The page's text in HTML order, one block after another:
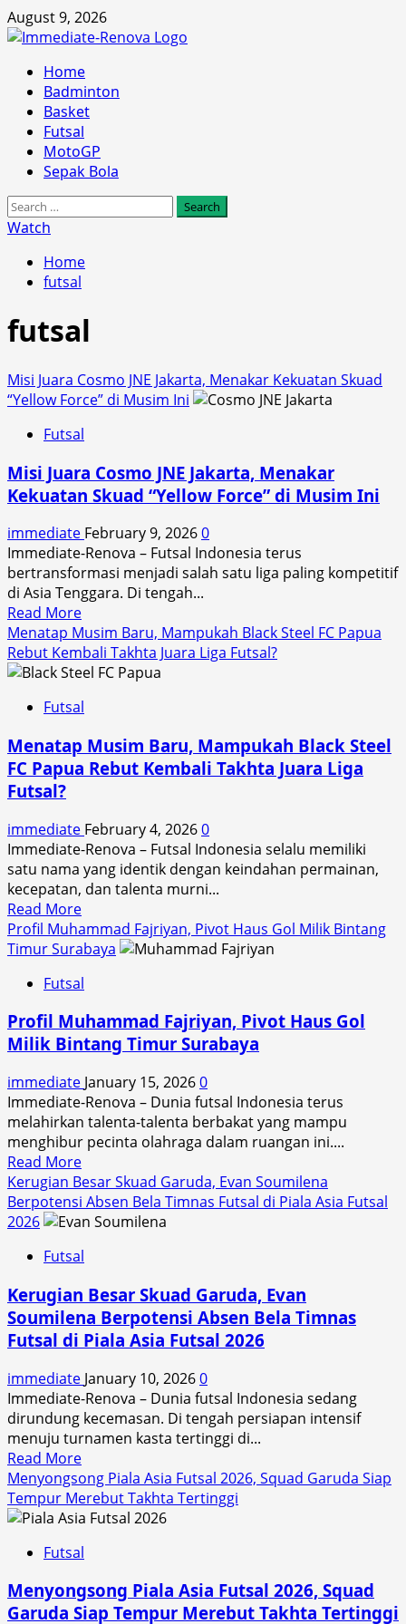
Skip
to
August 9, 2026
Primary
Menu
Home
Badminton
Basket
Futsal
MotoGP
Sepak Bola
Search
for:
Watch
Home
futsal
futsal
Misi Juara Cosmo JNE Jakarta, Menakar Kekuatan Skuad
“Yellow Force” di Musim Ini
Futsal
Misi Juara Cosmo JNE Jakarta, Menakar
Kekuatan Skuad “Yellow Force” di Musim Ini
immediate February 9, 20260
Immediate-Renova – Futsal Indonesia terus
bertransformasi menjadi salah satu liga paling kompetitif
di Asia Tenggara. Di tengah...
Read MoreRead
more
about
Misi
Cosmo
Jakarta,
Menakar
“Yellow
Force”
di
Musim
Ini
Menatap Musim Baru, Mampukah Black Steel FC Papua
Rebut Kembali Takhta Juara Liga Futsal?
Futsal
Menatap Musim Baru, Mampukah Black Steel
FC Papua Rebut Kembali Takhta Juara Liga
Futsal?
immediate February 4, 20260
Immediate-Renova – Futsal Indonesia selalu memiliki
satu nama yang identik dengan keindahan permainan,
kecepatan, dan talenta murni...
Read MoreRead
more
about
Musim
Mampukah
Black
FC
Papua
Rebut
Kembali
Takhta
Juara
Liga
Futsal?
Profil Muhammad Fajriyan, Pivot Haus Gol Milik Bintang
Timur Surabaya
Futsal
Profil Muhammad Fajriyan, Pivot Haus Gol
Milik Bintang Timur Surabaya
immediate January 15, 20260
Immediate-Renova – Dunia futsal Indonesia terus
melahirkan talenta-talenta berbakat yang mampu
menghibur pecinta olahraga dalam ruangan ini....
Read MoreRead
more
about
Profil
Fajriyan,
Haus
Gol
Milik
Timur
Surabaya
Kerugian Besar Skuad Garuda, Evan Soumilena
Berpotensi Absen Bela Timnas Futsal di Piala Asia Futsal
2026
Futsal
Kerugian Besar Skuad Garuda, Evan
Soumilena Berpotensi Absen Bela Timnas
Futsal di Piala Asia Futsal 2026
immediate January 10, 20260
Immediate-Renova – Dunia futsal Indonesia sedang
dirundung kecemasan. Di tengah persiapan intensif
menuju turnamen kasta tertinggi di...
Read MoreRead
more
about
Kerugian
Skuad
Evan
Soumilena
Menyongsong Piala Asia Futsal 2026, Squad Garuda Siap
Tempur Merebut Takhta Tertinggi
Futsal
Menyongsong Piala Asia Futsal 2026, Squad
Garuda Siap Tempur Merebut Takhta Tertinggi